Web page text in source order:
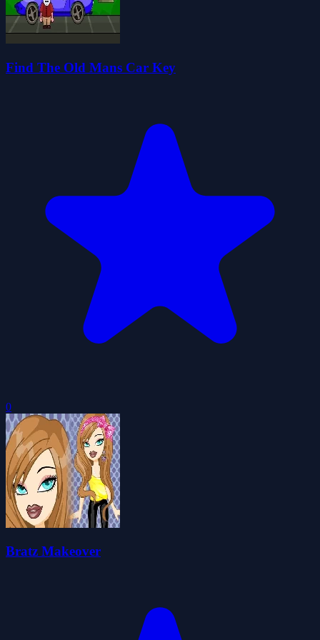
Find The Old Mans Car Key
0
Bratz Makeover